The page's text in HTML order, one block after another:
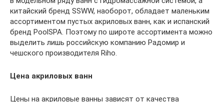
китайский бренд SSWW, наоборот, обладает маленьким
ассортиментом пустых акриловых ванн, как и испанский
бренд PoolSPA. Поэтому по широте ассортимента можно
выделить лишь российскую компанию Радомир и
чешского производителя Riho.
Цена акриловых ванн
Цены на акриловые ванны зависят от качества